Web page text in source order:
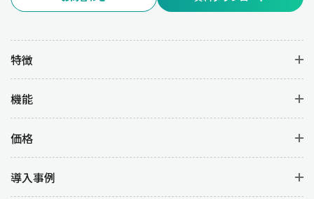
特徴
機能
価格
導入事例